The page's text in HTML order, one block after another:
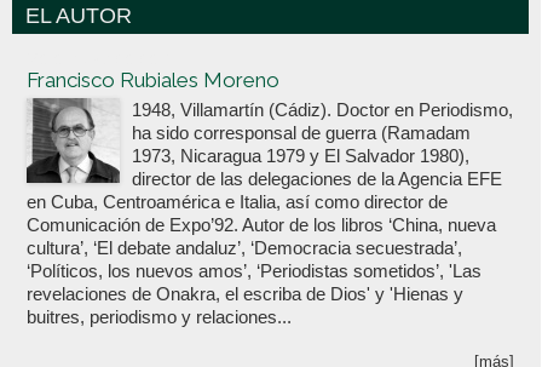
EL AUTOR
Francisco Rubiales Moreno
1948, Villamartín (Cádiz). Doctor en Periodismo,
ha sido corresponsal de guerra (Ramadam
1973, Nicaragua 1979 y El Salvador 1980),
director de las delegaciones de la Agencia EFE
en Cuba, Centroamérica e Italia, así como director de
Comunicación de Expo’92. Autor de los libros ‘China, nueva
cultura’, ‘El debate andaluz’, ‘Democracia secuestrada’,
‘Políticos, los nuevos amos’, ‘Periodistas sometidos’, 'Las
revelaciones de Onakra, el escriba de Dios' y 'Hienas y
buitres, periodismo y relaciones...
[más]